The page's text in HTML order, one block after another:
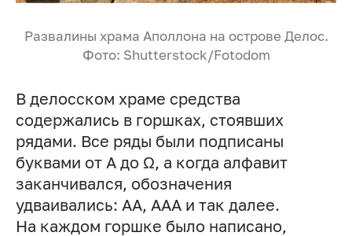
Развалины храма Аполлона на острове Делос.
Фото: Shutterstock/Fotodom
В делосском храме средства
содержались в горшках, стоявших
рядами. Все ряды были подписаны
буквами от A до Ω, а когда алфавит
заканчивался, обозначения
удваивались: АА, ААА и так далее.
На каждом горшке было написано,